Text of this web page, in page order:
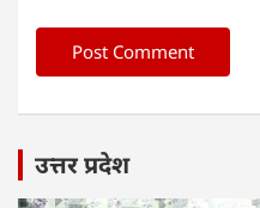
उत्तर प्रदेश